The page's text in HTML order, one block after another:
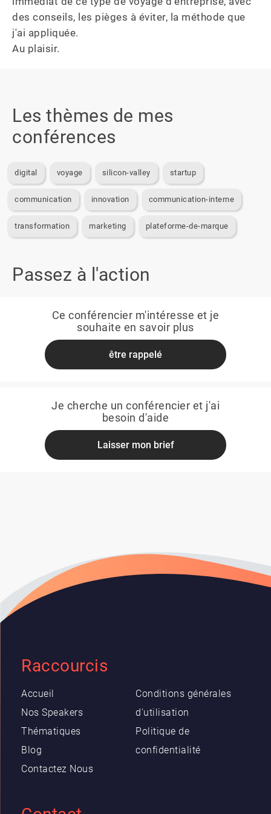
des conseils, les pièges à éviter, la méthode que
j'ai appliquée.
Au plaisir.
Les thèmes de mes
conférences
digital voyage silicon-valley startup
communication innovation communication-interne
transformation marketing plateforme-de-marque
Passez à l'action
Ce conférencier m'intéresse et je
souhaite en savoir plus
être rappelé
Je cherche un conférencier et j'ai
besoin d'aide
Laisser mon brief
Raccourcis
Accueil
Nos Speakers
Thématiques
Blog
Contactez Nous
Conditions générales
d'utilisation
Politique de
confidentialité